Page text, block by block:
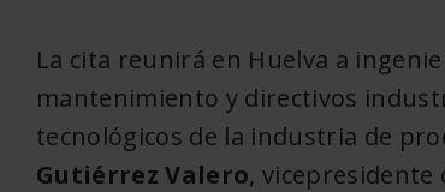
La cita reunirá en Huelva a
mantenimiento y directivos
tecnológicos de la industria de
Gutiérrez Valero, vicepresidente